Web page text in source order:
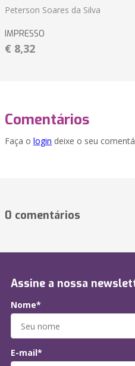
Peterson Soares da Silva
IMPRESSO
€ 8,32
Comentários
Faça o login deixe o seu
0 comentários
Assine a nossa
Nome*
E-mail*